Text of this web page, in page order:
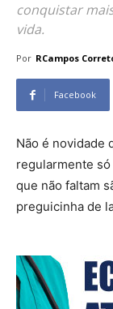
conquistar
vida.
Por RCampos
Facebook
Não é novidade
regularmente
que não faltam
preguicinha de